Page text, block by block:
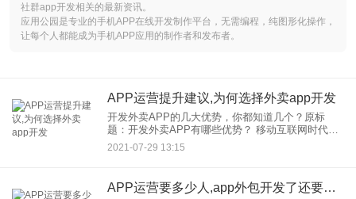
社群app开发相关的最新资讯。
应用公园是专业的手机APP在线开发制作平台，无需编程，纯图形化操作，
让每个人都能成为手机APP应用的制作者和发布者。
APP运营提升建议,为何选择外卖app开发
开发外卖APP的几大优势，你都知道几个？原标
题：开发外卖APP有哪些优势？ 移动互联网时代，
外卖开发APP极大方便了人们的饮食需求，网上订
餐更方便。与此同时，外卖各大平台和企业也从移
2021-07-29 13:15
APP运营要多少人,app外包开发了还要什么费用吗